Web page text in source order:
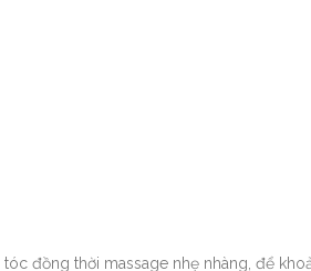
đồng thời massage nhẹ nhàng, để